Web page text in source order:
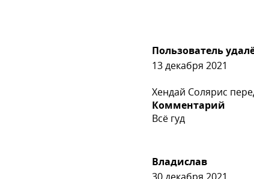
Пользователь
13 декабря 2021
Хендай Солярис
Комментарий
Всё гуд
Владислав